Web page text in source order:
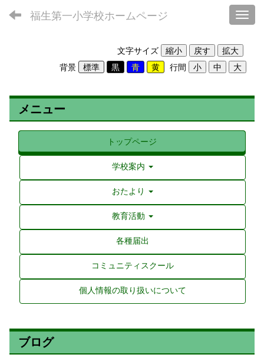
福生第一小学校ホームページ
文字サイズ
背景
行間
メニュー
トップページ
学校案内
おたより
教育活動
各種届出
コミュニティスクール
個人情報の取り扱いについて
ブログ